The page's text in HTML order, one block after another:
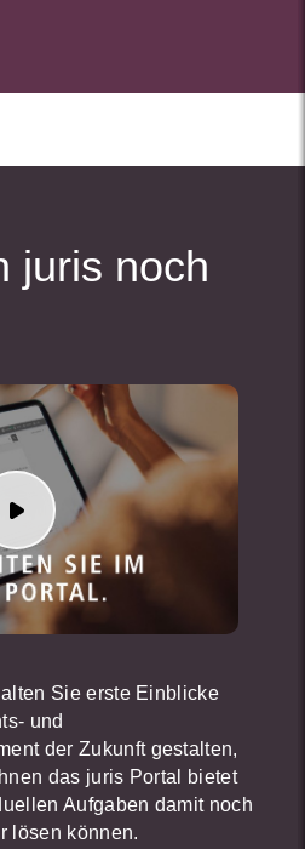
juris noch
Sie erste Einblicke
und
der Zukunft gestalten,
das juris Portal bietet
Aufgaben damit noch
lösen können.